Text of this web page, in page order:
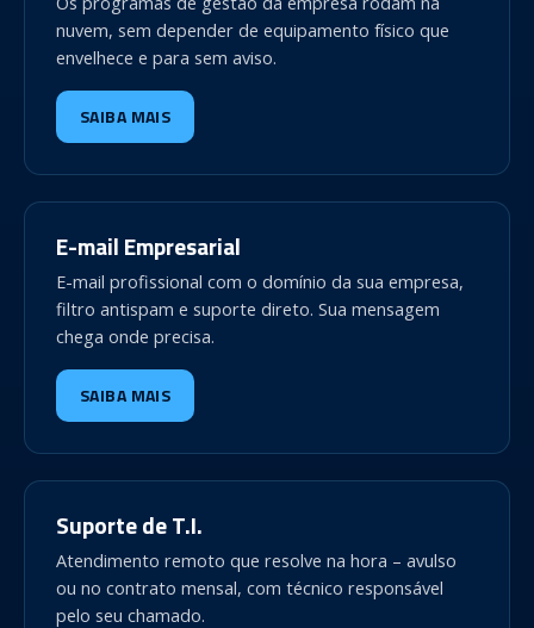
nuvem, sem depender de equipamento físico que
envelhece e para sem aviso.
SAIBA MAIS
E-mail Empresarial
E-mail profissional com o domínio da sua empresa,
filtro antispam e suporte direto. Sua mensagem
chega onde precisa.
SAIBA MAIS
Suporte de T.I.
Atendimento remoto que resolve na hora – avulso
ou no contrato mensal, com técnico responsável
pelo seu chamado.